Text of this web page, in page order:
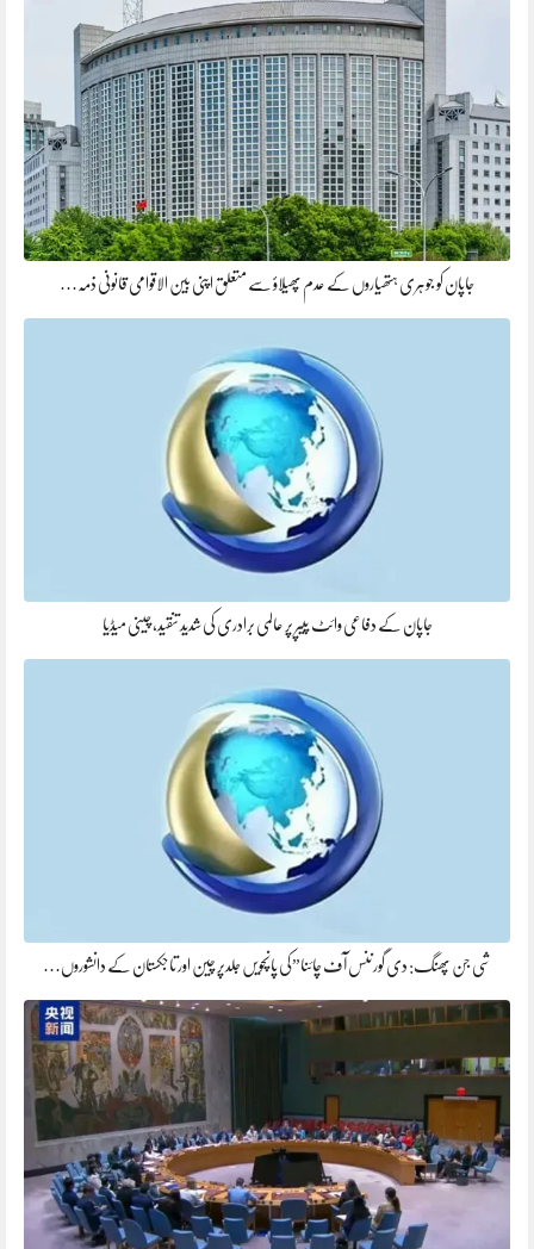
جاپان کو جوہری ہتھیاروں کے عدم پھیلاؤ سے متعلق اپنی بین الاقوامی قانونی ذمہ…
جاپان کے دفاعی وائٹ پیپر پر عالمی برادری کی شدید تنقید، چینی میڈیا
شی جن پھنگ: دی گورننس آف چائنا”کی پانچویں جلدپر چین اور تاجکستان کے دانشوروں…